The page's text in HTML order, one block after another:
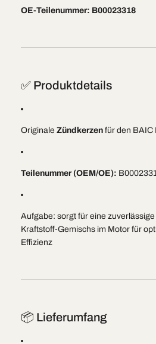
OE-Teilenummer: B00023318
✅ Produktdetails
Originale Zündkerzen für den BAIC
Teilenummer (OEM/OE):
Aufgabe: sorgt für eine
Kraftstoff-Gemischs im Motor für
Effizienz
📦 Lieferumfang